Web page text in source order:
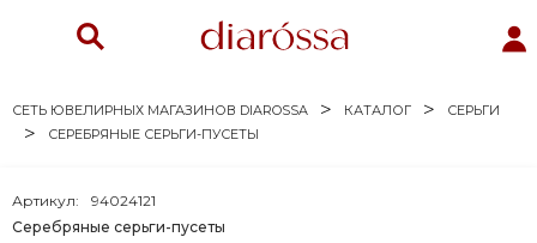
СЕТЬ ЮВЕЛИРНЫХ МАГАЗИНОВ DIAROSSA КАТАЛОГ
СЕРЬГИ
СЕРЕБРЯНЫЕ СЕРЬГИ-ПУСЕТЫ
Серебряные серьги-пусеты
Артикул: 94024121